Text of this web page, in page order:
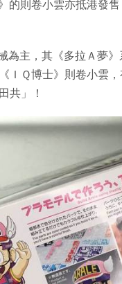
的則卷小雲亦抵港發
為主，其《多拉Ａ夢
ＩＱ博士》則卷小雲
共」！